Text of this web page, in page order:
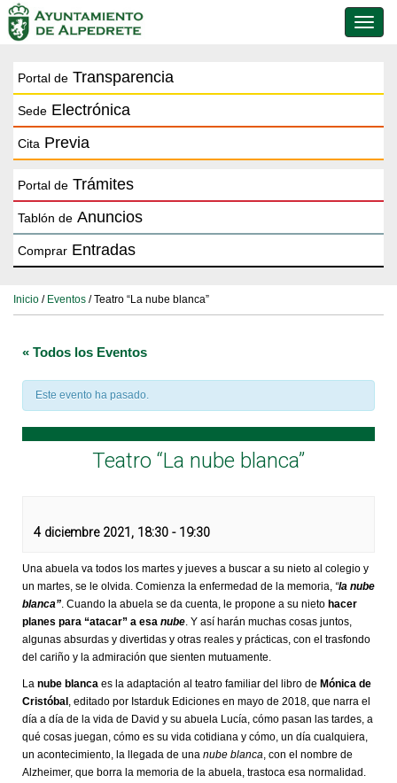
de
Portal de Transparencia
Sede Electrónica
Cita Previa
Portal de Trámites
Tablón de Anuncios
Comprar Entradas
Inicio / Eventos / Teatro “La nube blanca”
« Todos los Eventos
Este evento ha pasado.
Teatro “La nube blanca”
4 diciembre 2021, 18:30 - 19:30
Una abuela va todos los martes y jueves a buscar a su nieto al colegio y
un martes, se le olvida. Comienza la enfermedad de la memoria, “la nube
blanca”. Cuando la abuela se da cuenta, le propone a su nieto hacer
planes para “atacar” a esa nube. Y así harán muchas cosas juntos,
algunas absurdas y divertidas y otras reales y prácticas, con el trasfondo
del cariño y la admiración que sienten mutuamente.
La nube blanca es la adaptación al teatro familiar del libro de Mónica de
Cristóbal , editado por Istarduk Ediciones en mayo de 2018, que narra el
día a día de la vida de David y su abuela Lucía, cómo pasan las tardes, a
qué cosas juegan, cómo es su vida cotidiana y cómo, un día cualquiera,
un acontecimiento, la llegada de una nube blanca, con el nombre de
Alzheimer, que borra la memoria de la abuela, trastoca esa normalidad.